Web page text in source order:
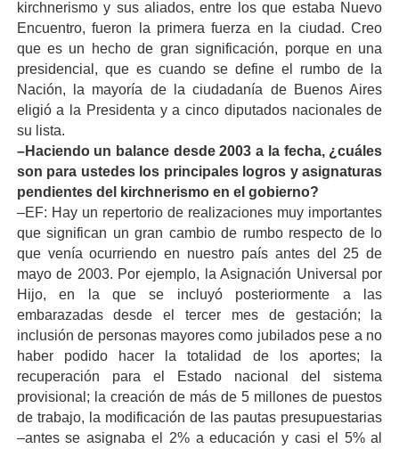
kirchnerismo y sus aliados, entre los que estaba Nuevo
Encuentro, fueron la primera fuerza en la ciudad. Creo
que es un hecho de gran significación, porque en una
presidencial, que es cuando se define el rumbo de la
Nación, la mayoría de la ciudadanía de Buenos Aires
eligió a la Presidenta y a cinco diputados nacionales de
su lista.
–Haciendo un balance desde 2003 a la fecha, ¿cuáles
son para ustedes los principales logros y asignaturas
pendientes del kirchnerismo en el gobierno?
–EF: Hay un repertorio de realizaciones muy importantes
que significan un gran cambio de rumbo respecto de lo
que venía ocurriendo en nuestro país antes del 25 de
mayo de 2003. Por ejemplo, la Asignación Universal por
Hijo, en la que se incluyó posteriormente a las
embarazadas desde el tercer mes de gestación; la
inclusión de personas mayores como jubilados pese a no
haber podido hacer la totalidad de los aportes; la
recuperación para el Estado nacional del sistema
provisional; la creación de más de 5 millones de puestos
de trabajo, la modificación de las pautas presupuestarias
–antes se asignaba el 2% a educación y casi el 5% al